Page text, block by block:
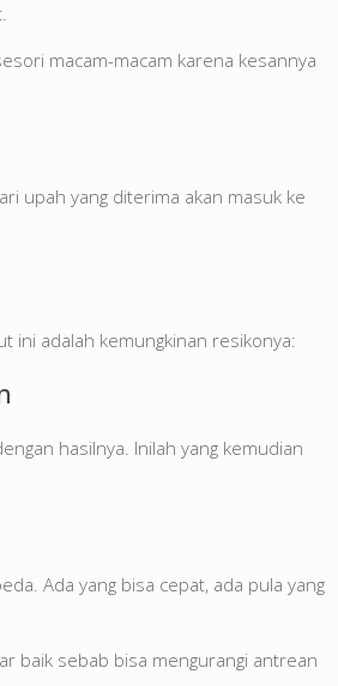
macam-macam karena kesannya
upah yang diterima akan masuk ke
ini adalah kemungkinan resikonya:
hasilnya. Inilah yang kemudian
Ada yang bisa cepat, ada pula yang
baik sebab bisa mengurangi antrean